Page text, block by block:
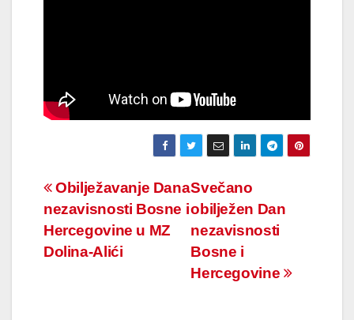
Navigacija
članaka
Svečano
obilježen Dan
nezavisnosti
Bosne i
Hercegovine
Obilježavanje Dana
nezavisnosti Bosne i
Hercegovine u MZ
Dolina-Alići